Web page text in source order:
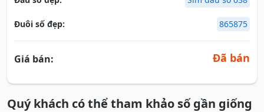
Đuôi số đẹp: 865875
Giá bán: Đã bán
Quý khách có thể tham khảo số gần giống